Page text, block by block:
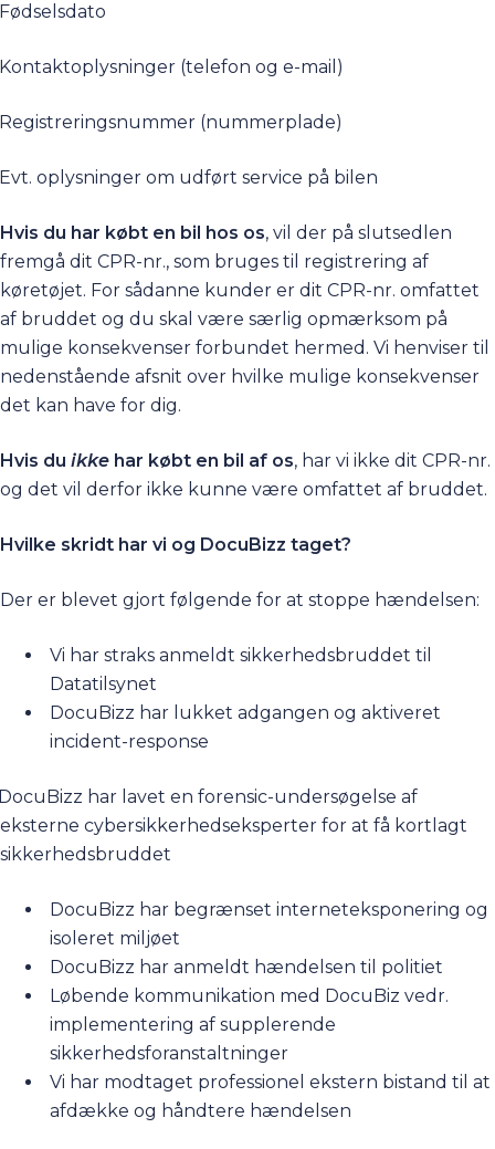
Fødselsdato
Kontaktoplysninger (telefon og e-mail)
Registreringsnummer (nummerplade)
Evt. oplysninger om udført service på bilen
Hvis du har købt en bil hos os, vil der på slutsedlen
fremgå dit CPR-nr., som bruges til registrering af
køretøjet. For sådanne kunder er dit CPR-nr. omfattet
af bruddet og du skal være særlig opmærksom på
mulige konsekvenser forbundet hermed. Vi henviser til
nedenstående afsnit over hvilke mulige konsekvenser
det kan have for dig.
Hvis du ikke har købt en bil af os, har vi ikke dit CPR-nr.
og det vil derfor ikke kunne være omfattet af bruddet.
Hvilke skridt har vi og DocuBizz taget?
Der er blevet gjort følgende for at stoppe hændelsen:
Vi har straks anmeldt sikkerhedsbruddet til
Datatilsynet
DocuBizz har lukket adgangen og aktiveret
incident-response
har lavet en forensic-undersøgelse af
eksterne cybersikkerhedseksperter for at få kortlagt
sikkerhedsbruddet
DocuBizz har begrænset interneteksponering og
isoleret miljøet
DocuBizz har anmeldt hændelsen til politiet
Løbende kommunikation med DocuBiz vedr.
implementering af supplerende
sikkerhedsforanstaltninger
Vi har modtaget professionel ekstern bistand til at
afdække og håndtere hændelsen